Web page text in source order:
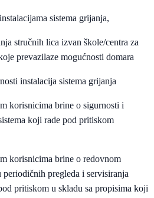
sistema grijanja,
stručnih lica izvan škole/centra za
prevazilaze mogućnosti domara
instalacija sistema grijanja
korisnicima brine o sigurnosti i
koji rade pod pritiskom
korisnicima brine o redovnom
pregleda i servisiranja
pritiskom u skladu sa propisima koji